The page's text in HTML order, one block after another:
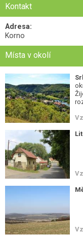
Kontakt
Adresa:
Korno
Místa v okolí